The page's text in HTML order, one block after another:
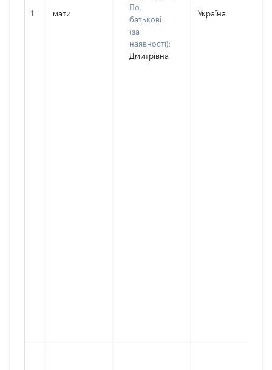
1 мати
По
батькові
(за
наявності):
Дмитрівна
Україна